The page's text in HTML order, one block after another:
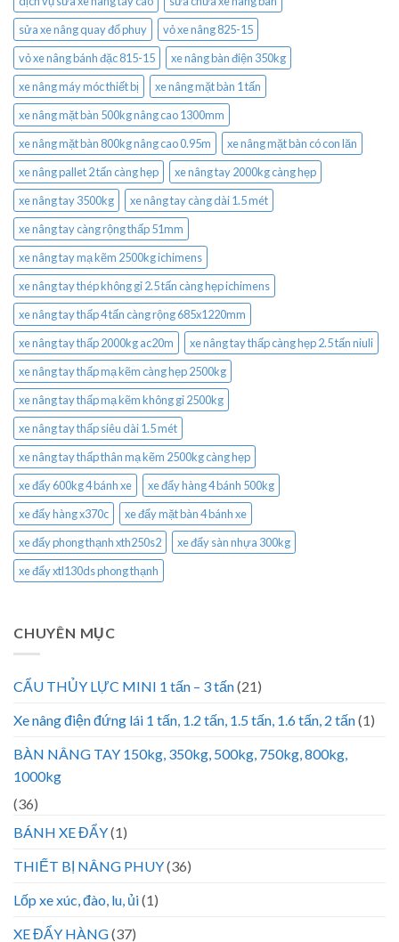
sửa xe nâng quay đổ phuy
vỏ xe nâng 825-15
vỏ xe nâng bánh đặc 815-15
xe nâng bàn điện 350kg
xe nâng máy móc thiết bị
xe nâng mặt bàn 1 tấn
xe nâng mặt bàn 500kg nâng cao 1300mm
xe nâng mặt bàn 800kg nâng cao 0.95m
xe nâng mặt bàn có con lăn
xe nâng pallet 2 tấn càng hẹp
xe nâng tay 2000kg càng hẹp
xe nâng tay 3500kg
xe nâng tay càng dài 1.5 mét
xe nâng tay càng rộng thấp 51mm
xe nâng tay mạ kẽm 2500kg ichimens
xe nâng tay thép không gỉ 2.5 tấn càng hẹp ichimens
xe nâng tay thấp 4 tấn càng rộng 685x1220mm
xe nâng tay thấp 2000kg ac20m
xe nâng tay thấp càng hẹp 2.5 tấn niuli
xe nâng tay thấp mạ kẽm càng hẹp 2500kg
xe nâng tay thấp mạ kẽm không gỉ 2500kg
xe nâng tay thấp siêu dài 1.5 mét
xe nâng tay thấp thân mạ kẽm 2500kg càng hẹp
xe đẩy 600kg 4 bánh xe
xe đẩy hàng 4 bánh 500kg
xe đẩy hàng x370c
xe đẩy mặt bàn 4 bánh xe
xe đẩy phong thạnh xth250s2
xe đẩy sàn nhựa 300kg
xe đẩy xtl130ds phong thạnh
CHUYÊN MỤC
CẨU THỦY LỰC MINI 1 tấn – 3 tấn(21)
Xe nâng điện đứng lái 1 tấn, 1.2 tấn, 1.5 tấn, 1.6 tấn, 2 tấn(1)
BÀN NÂNG TAY 150kg, 350kg, 500kg, 750kg, 800kg,
1000kg
(36)
BÁNH XE ĐẨY(1)
THIẾT BỊ NÂNG PHUY(36)
Lốp xe xúc, đào, lu, ủi(1)
XE ĐẨY HÀNG(37)